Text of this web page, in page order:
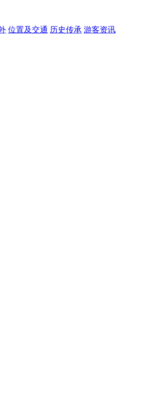
位置及交通 历史传承 游客资讯